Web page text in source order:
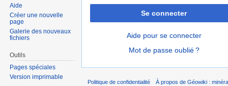
Se connecter
Aide pour se connecter
Mot de passe oublié ?
Aide
Créer une nouvelle
page
Galerie des nouveaux
fichiers
Outils
Pages spéciales
Version imprimable
Politique de confidentialité À propos de Géowiki :